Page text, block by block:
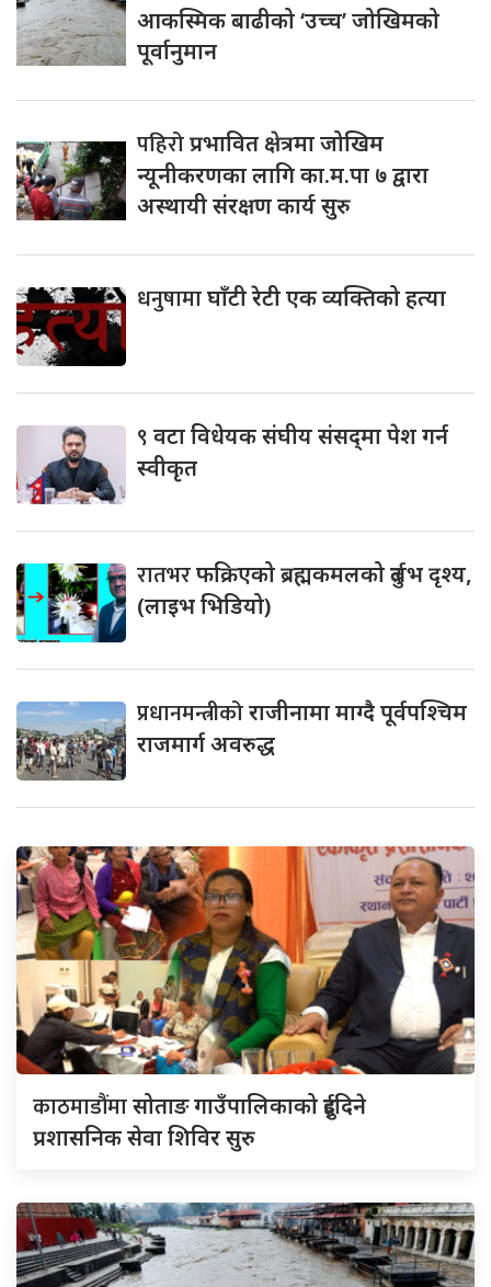
आकस्मिक बाढीको ‘उच्च’ जोखिमको
पूर्वानुमान
पहिरोप्रभावित क्षेत्रमा जोखिम
न्यूनीकरणका लागि का.म.पा ७ द्वारा
अस्थायी संरक्षण कार्य सुरु
धनुषामाघाँटी रेटी एक व्यक्तिको हत्या
९ वटा विधेयक संघीय संसद्‌मा पेश गर्न
स्वीकृत
रातभरफक्रिएको ब्रह्मकमलको दुर्लभ दृश्य,
(लाइभ भिडियो)
प्रधानमन्त्रीकोराजीनामा माग्दै पूर्वपश्चिम
राजमार्ग अवरुद्ध
काठमाडौंमासोताङ गाउँपालिकाको दुईदिने
प्रशासनिक सेवा शिविर सुरु